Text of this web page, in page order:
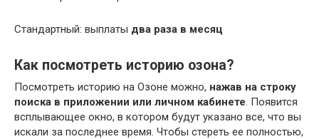
Стандартный: выплаты два раза в месяц
Как посмотреть историю озона?
Посмотреть историю на Озоне можно, нажав на строку
поиска в приложении или личном кабинете. Появится
всплывающее окно, в котором будут указано все, что вы
искали за последнее время. Чтобы стереть ее полностью,